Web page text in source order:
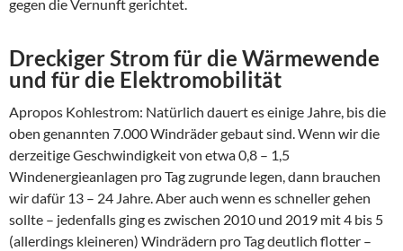
gegen die Vernunft gerichtet.
Dreckiger Strom für die Wärmewende
und für die Elektromobilität
Apropos Kohlestrom: Natürlich dauert es einige Jahre, bis die
oben genannten 7.000 Windräder gebaut sind. Wenn wir die
derzeitige Geschwindigkeit von etwa 0,8 – 1,5
Windenergieanlagen pro Tag zugrunde legen, dann brauchen
wir dafür 13 – 24 Jahre. Aber auch wenn es schneller gehen
sollte – jedenfalls ging es zwischen 2010 und 2019 mit 4 bis 5
(allerdings kleineren) Windrädern pro Tag deutlich flotter –